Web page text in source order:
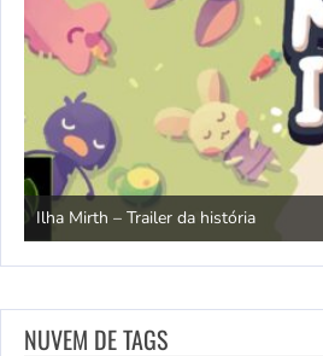
Ilha Mirth – Trailer da história
NUVEM DE TAGS